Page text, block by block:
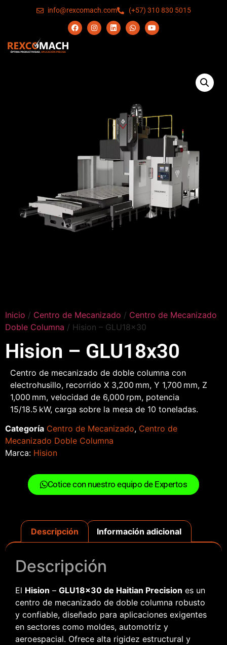
info@rexcomach.com (+57) 310 830 5015
Inicio / Centro de Mecanizado / Centro de Mecanizado
Doble Columna / Hision – GLU18x30
Hision – GLU18x30
Centro de mecanizado de doble columna con
electrohusillo, recorrido X 3,200 mm, Y 1,700 mm, Z
1,000 mm, velocidad de 6,000 rpm, potencia
15/18.5 kW, carga sobre la mesa de 10 toneladas.
Categoría Centro de Mecanizado, Centro de
Mecanizado Doble Columna
Marca: Hision
Cotice con nuestro equipo de Expertos
Descripción Información adicional
Descripción
El Hision – GLU18x30 de Haitian Precision es un
centro de mecanizado de doble columna robusto
y confiable, diseñado para aplicaciones exigentes
en sectores como moldes, automotriz y
aeroespacial. Ofrece alta rigidez estructural y